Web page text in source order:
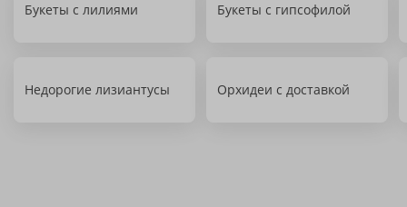
Букеты с лилиями Букеты с гипсофилой
Недорогие лизиантусы Орхидеи с доставкой